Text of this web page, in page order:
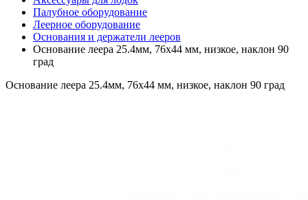
Палубное оборудование
Леерное оборудование
Основания и держатели лееров
Основание леера 25.4мм, 76х44 мм, низкое, наклон 90
град
Основание леера 25.4мм, 76х44 мм, низкое, наклон 90 град